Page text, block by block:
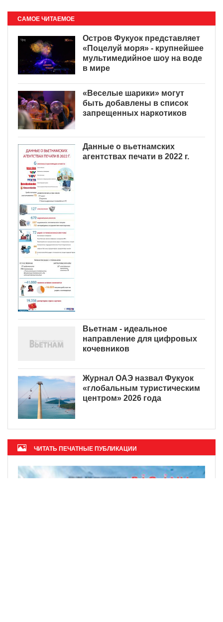
САМОЕ ЧИТАЕМОЕ
Остров Фукуок представляет
«Поцелуй моря» - крупнейшее
мультимедийное шоу на воде
в мире
«Веселые шарики» могут
быть добавлены в список
запрещенных наркотиков
Данные о вьетнамских
агентствах печати в 2022 г.
Вьетнам - идеальное
направление для цифровых
кочевников
Журнал ОАЭ назвал Фукуок
«глобальным туристическим
центром» 2026 года
ЧИТАТЬ ПЕЧАТНЫЕ ПУБЛИКАЦИИ